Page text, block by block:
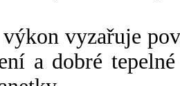
vyzařuje
a dobré